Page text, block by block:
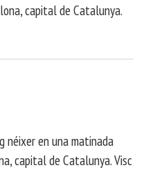
capital de Catalunya.
néixer en una matinada
capital de Catalunya. Visc